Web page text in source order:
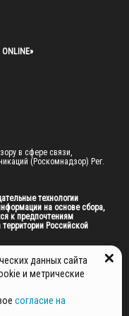
в сфере связи,
(Роскомнадзор) Рег.
технологии
на основе сбора,
к предпочтениям
Российской
ГАУ МО "ЦИФРОВЫЕ
ДАННЫХ
данных сайта
и метрические
согласие на